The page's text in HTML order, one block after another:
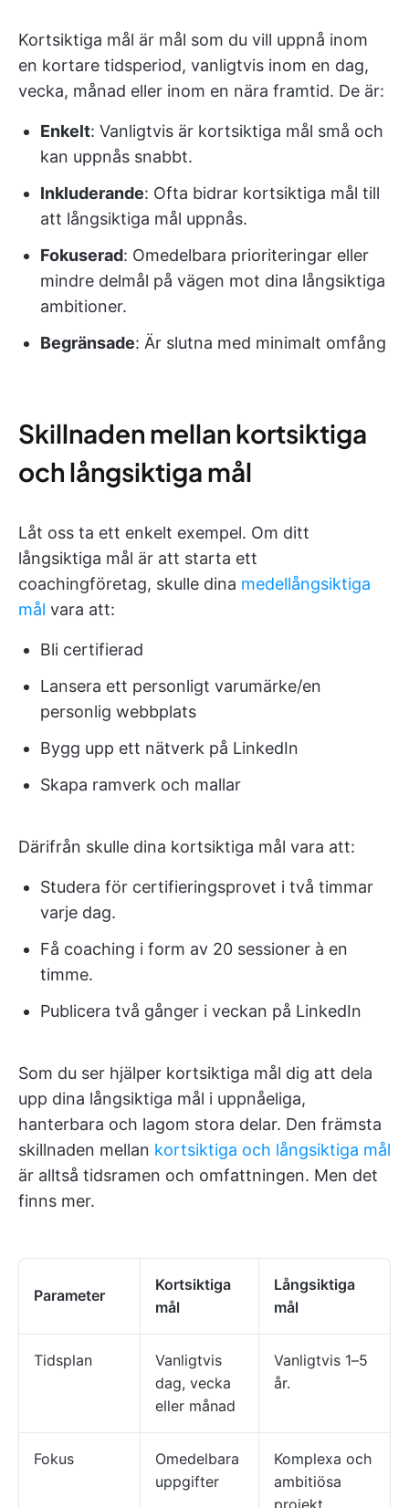
Kortsiktiga mål är mål som du vill uppnå inom
en kortare tidsperiod, vanligtvis inom en dag,
vecka, månad eller inom en nära framtid. De är:
Enkelt: Vanligtvis är kortsiktiga mål små och
kan uppnås snabbt.
Inkluderande: Ofta bidrar kortsiktiga mål till
att långsiktiga mål uppnås.
Fokuserad: Omedelbara prioriteringar eller
mindre delmål på vägen mot dina långsiktiga
ambitioner.
Begränsade: Är slutna med minimalt omfång
Skillnaden mellan kortsiktiga
och långsiktiga mål
Låt oss ta ett enkelt exempel. Om ditt
långsiktiga mål är att starta ett
coachingföretag, skulle dina medellångsiktiga
mål vara att:
Bli certifierad
Lansera ett personligt varumärke/en
personlig webbplats
Bygg upp ett nätverk på LinkedIn
Skapa ramverk och mallar
Därifrån skulle dina kortsiktiga mål vara att:
Studera för certifieringsprovet i två timmar
varje dag.
Få coaching i form av 20 sessioner à en
timme.
Publicera två gånger i veckan på LinkedIn
Som du ser hjälper kortsiktiga mål dig att dela
upp dina långsiktiga mål i uppnåeliga,
hanterbara och lagom stora delar. Den främsta
skillnaden mellan kortsiktiga och långsiktiga mål
är alltså tidsramen och omfattningen. Men det
finns mer.
Parameter
Kortsiktiga
mål
Långsiktiga
mål
Tidsplan
Vanligtvis
dag, vecka
eller månad
Vanligtvis 1–5
år.
Fokus
Omedelbara
uppgifter
Komplexa och
ambitiösa
projekt